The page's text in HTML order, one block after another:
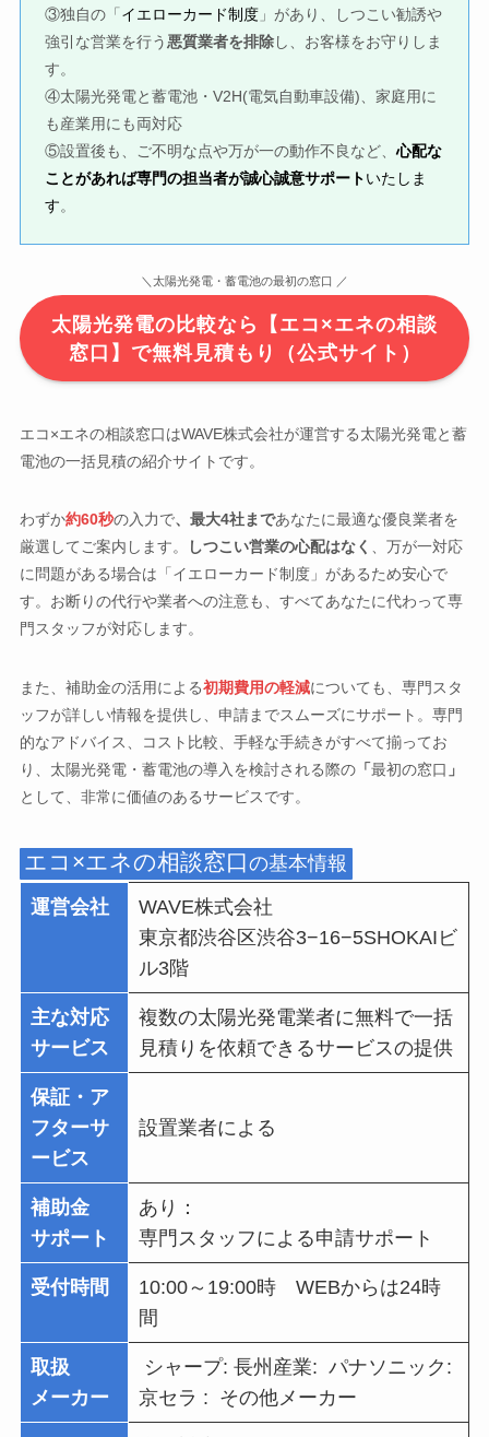
③独自の「 イエローカード制度 」があり、しつこい勧誘や
強引な営業を行う 悪質業者を排除し、お客様をお守りしま
す。
④太陽光発電と蓄電池・V2H(電気自動車設備)、家庭用に
も産業用にも両対応
⑤設置後も、ご不明な点や万が一の動作不良など、心配な
ことがあれば専門の担当者が誠心誠意サポートいたしま
す。
＼太陽光発電・蓄電池の最初の窓口 ／
太陽光発電の比較なら【エコ×エネの相談
窓口】で無料見積もり（公式サイト）
エコ×エネの相談窓口はWAVE株式会社が運営する太陽光発電と蓄
電池の一括見積の紹介サイトです。
わずか約60秒の入力で、最大4社まであなたに最適な優良業者を
厳選してご案内します。
しつこい営業の心配はなく 、万が一対応
に問題がある場合は「イエローカード制度」があるため安心で
す。お断りの代行や業者への注意も、すべてあなたに代わって専
門スタッフが対応します。
また、補助金の活用による初期費用の軽減についても、専門スタ
ッフが詳しい情報を提供し、申請までスムーズにサポート。専門
的なアドバイス、コスト比較、手軽な手続きがすべて揃ってお
り、太陽光発電・蓄電池の導入を検討される際の「 最初の窓口 」
として、非常に価値のあるサービスです。
エコ×エネの相談窓口の基本情報
運営会社
WAVE株式会社
東京都渋谷区渋谷3−16−5SHOKAIビ
ル3階
主な対応
サービス
複数の太陽光発電業者に無料で一括
見積りを依頼できるサービスの提供
保証・ア
フターサ
ービス
設置業者による
補助金
サポート
あり：
専門スタッフによる申請サポート
受付時間
10:00～19:00時 WEBからは24時
間
取扱
メーカー
シャープ: 長州産業: パナソニック:
京セラ : その他メーカー